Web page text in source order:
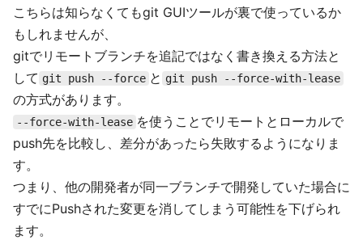
こちらは知らなくてもgit GUIツールが裏で使っているか
もしれませんが、
gitでリモートブランチを追記ではなく書き換える方法と
して git push --force と git push --force-with-lease
の方式があります。
--force-with-lease を使うことでリモートとローカルで
push先を比較し、差分があったら失敗するようになりま
す。
つまり、他の開発者が同一ブランチで開発していた場合に
すでにPushされた変更を消してしまう可能性を下げられ
ます。